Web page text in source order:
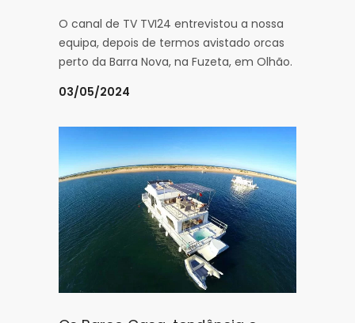
O canal de TV TVI24 entrevistou a nossa
equipa, depois de termos avistado orcas
perto da Barra Nova, na Fuzeta, em Olhão.
03/05/2024